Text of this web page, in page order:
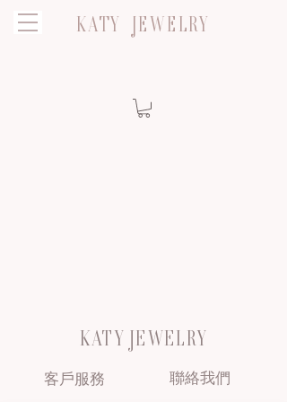
KATY JEWELRY
KATY JEWELRY
客戶服務 聯絡我們